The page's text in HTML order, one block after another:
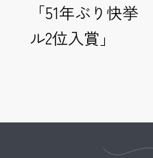
「51年ぶり快
ル2位入賞」